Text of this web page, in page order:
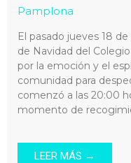
Pamplona
El pasado jueves 18
de Navidad del
por la emoción y el
comunidad para
comenzó a las 20:00
momento de
LEER MÁS →